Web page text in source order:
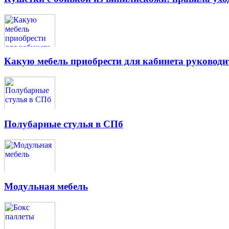
Какую мебель приобрести для кабинета
Полубарные стулья в СПб
Модульная мебель